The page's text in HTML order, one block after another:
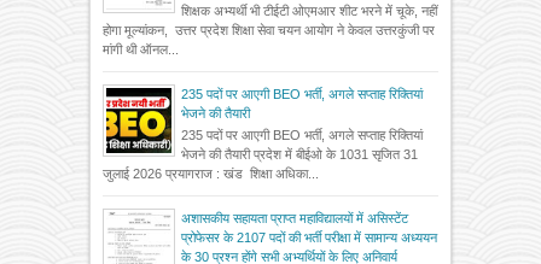
शिक्षक अभ्यर्थी भी टीईटी ओएमआर शीट भरने में चूके, नहीं
होगा मूल्यांकन, उत्तर प्रदेश शिक्षा सेवा चयन आयोग ने केवल उत्तरकुंजी पर
मांगी थी ऑनल...
235 पदों पर आएगी BEO भर्ती, अगले सप्ताह रिक्तियां
भेजने की तैयारी
235 पदों पर आएगी BEO भर्ती, अगले सप्ताह रिक्तियां
भेजने की तैयारी प्रदेश में बीईओ के 1031 सृजित 31
जुलाई 2026 प्रयागराज : खंड शिक्षा अधिका...
अशासकीय सहायता प्राप्त महाविद्यालयों में असिस्टेंट
प्रोफेसर के 2107 पदों की भर्ती परीक्षा में सामान्य अध्ययन
के 30 प्रश्न होंगे सभी अभ्यर्थियों के लिए अनिवार्य